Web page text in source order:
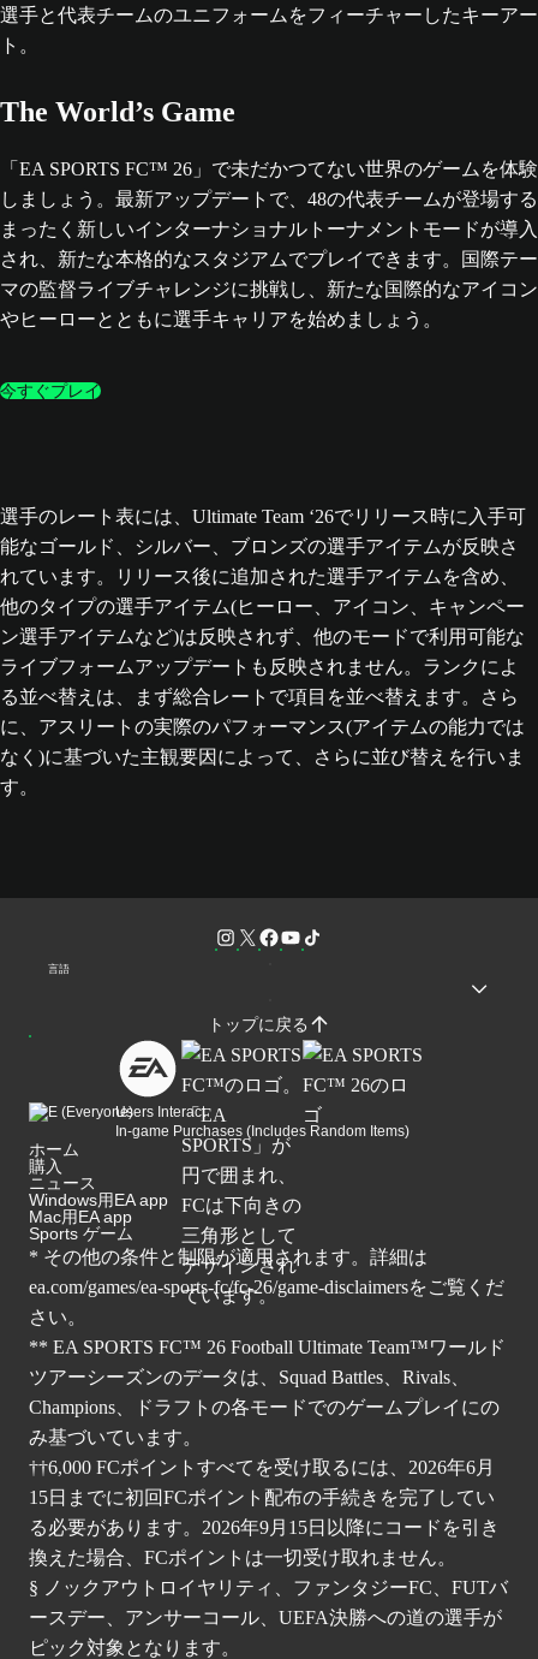
The World’s Game
「EA SPORTS FC™ 26」で未だかつてない世界のゲームを体験
しましょう。最新アップデートで、48の代表チームが登場する
まったく新しいインターナショナルトーナメントモードが導入
され、新たな本格的なスタジアムでプレイできます。国際テー
マの監督ライブチャレンジに挑戦し、新たな国際的なアイコン
やヒーローとともに選手キャリアを始めましょう。
今すぐプレイ
選手のレート表には、Ultimate Team ‘26でリリース時に入手可
能なゴールド、シルバー、ブロンズの選手アイテムが反映さ
れています。リリース後に追加された選手アイテムを含め、
他のタイプの選手アイテム(ヒーロー、アイコン、キャンペー
ン選手アイテムなど)は反映されず、他のモードで利用可能な
ライブフォームアップデートも反映されません。ランクによ
る並べ替えは、まず総合レートで項目を並べ替えます。さら
に、アスリートの実際のパフォーマンス(アイテムの能力では
なく)に基づいた主観要因によって、さらに並び替えを行いま
す。
言語
トップに戻る
Users Interact
In-game Purchases (Includes Random Items)
ホーム
購入
ニュース
Windows用EA app
Mac用EA app
Sports ゲーム
* その他の条件と制限が適用されます。詳細は
ea.com/games/ea-sports-fc/fc-26/game-disclaimersをご覧くだ
さい。
** EA SPORTS FC™ 26 Football Ultimate Team™ワールド
ツアーシーズンのデータは、Squad Battles、Rivals、
Champions、ドラフトの各モードでのゲームプレイにの
み基づいています。
††6,000 FCポイントすべてを受け取るには、2026年6月
15日までに初回FCポイント配布の手続きを完了してい
る必要があります。2026年9月15日以降にコードを引き
換えた場合、FCポイントは一切受け取れません。
§ ノックアウトロイヤリティ、ファンタジーFC、FUTバ
ースデー、アンサーコール、UEFA決勝への道の選手が
ピック対象となります。